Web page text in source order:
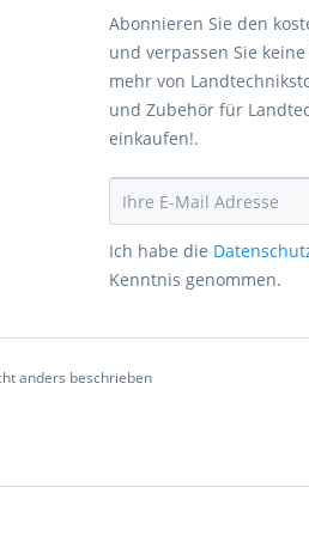
Abonnieren Sie den
und verpassen Sie
mehr von
und Zubehör für
einkaufen!.
Ich habe die
Kenntnis genommen.
anders beschrieben